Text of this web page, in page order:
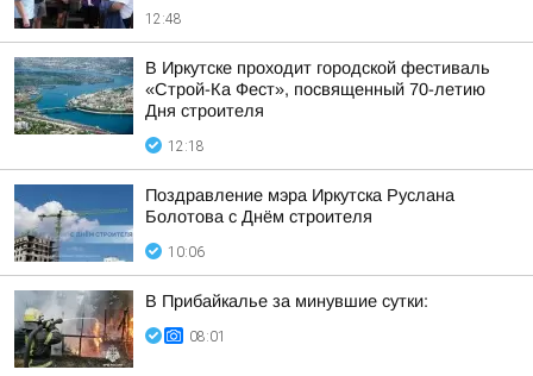
12:48
В Иркутске проходит городской фестиваль
«Строй-Ка Фест», посвященный 70-летию
Дня строителя
12:18
Поздравление мэра Иркутска Руслана
Болотова с Днём строителя
10:06
В Прибайкалье за минувшие сутки:
08:01